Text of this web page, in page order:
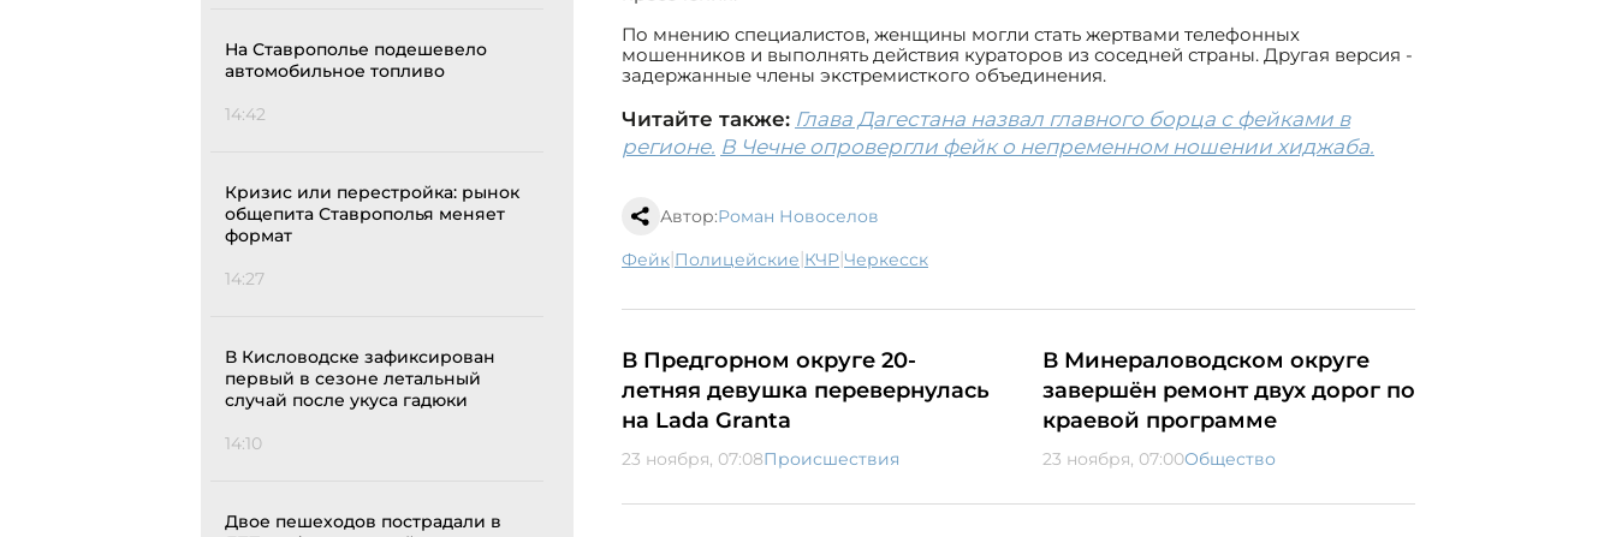
На Ставрополье подешевело
автомобильное топливо
14:42
Кризис или перестройка: рынок
общепита Ставрополья меняет
формат
14:27
В Кисловодске зафиксирован
первый в сезоне летальный
случай после укуса гадюки
14:10
Двое пешеходов пострадали в
По мнению специалистов, женщины могли стать жертвами телефонных
мошенников и выполнять действия кураторов из соседней страны. Другая версия -
задержанные члены экстремисткого объединения.
Читайте также: Глава Дагестана назвал главного борца с фейками в
регионе. В Чечне опровергли фейк о непременном ношении хиджаба.
Автор:Роман Новоселов
фейк| полицейские| КЧР| Черкесск
В Предгорном округе 20-
летняя девушка перевернулась
на Lada Granta
23 ноября, 07:08Происшествия
В Минераловодском округе
завершён ремонт двух дорог по
краевой программе
23 ноября, 07:00Общество